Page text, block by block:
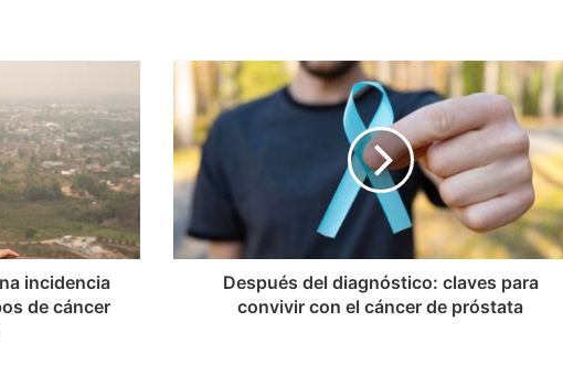
incidencia
de cáncer
Después del diagnóstico: claves para
convivir con el cáncer de próstata